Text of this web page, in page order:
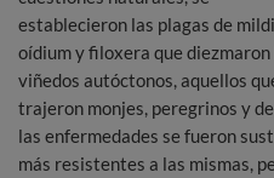
establecieron las plagas de
oídium y filoxera que diezmaron
viñedos autóctonos, aquellos
trajeron monjes, peregrinos y
las enfermedades se fueron
más resistentes a las mismas,